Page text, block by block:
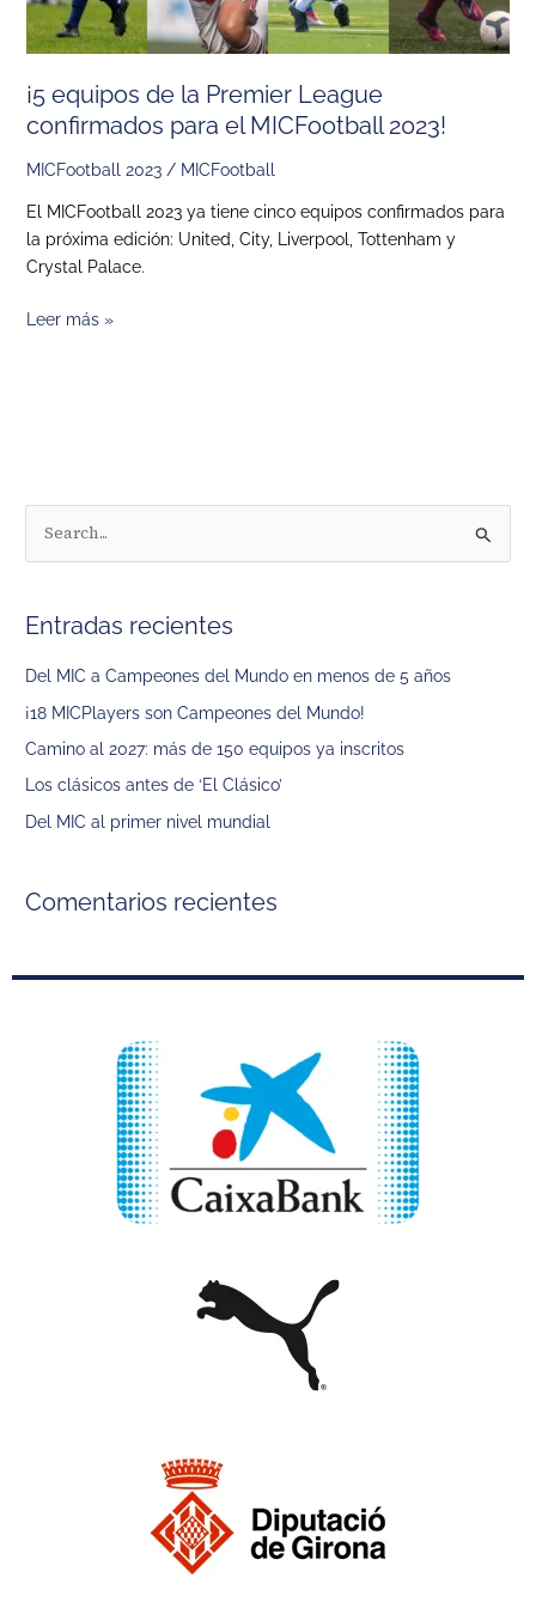
¡5 equipos de la Premier League
confirmados para el MICFootball 2023!
MICFootball 2023/ MICFootball
El MICFootball 2023 ya tiene cinco equipos confirmados para
la próxima edición: United, City, Liverpool, Tottenham y
Crystal Palace.
el
MICFootball
Leer más »
c
a
r
:
Entradas recientes
Del MIC a Campeones del Mundo en menos de 5 años
¡18 MICPlayers son Campeones del Mundo!
Camino al 2027: más de 150 equipos ya inscritos
Los clásicos antes de ‘El Clásico’
Del MIC al primer nivel mundial
Comentarios recientes